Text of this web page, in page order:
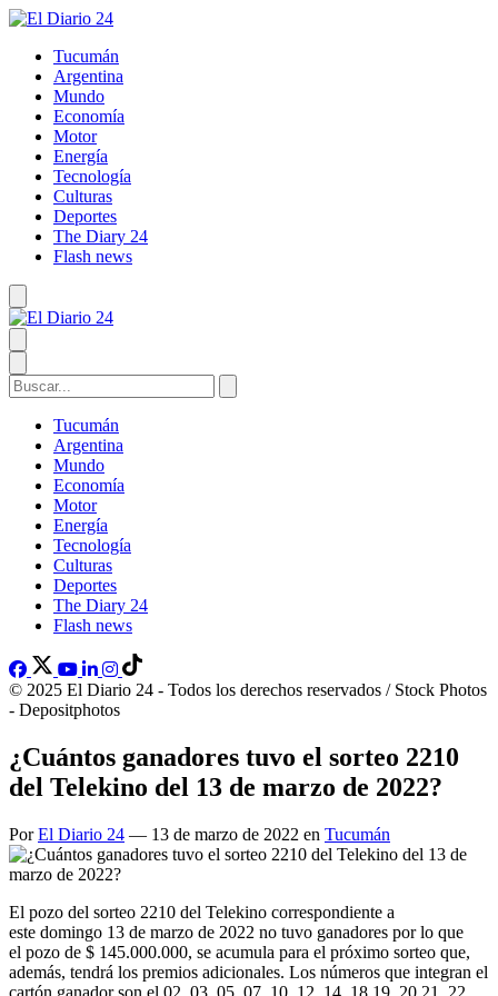
Tucumán
Argentina
Mundo
Economía
Motor
Energía
Tecnología
Culturas
Deportes
The Diary 24
Flash news
Tucumán
Argentina
Mundo
Economía
Motor
Energía
Tecnología
Culturas
Deportes
The Diary 24
Flash news
© 2025 El Diario 24 - Todos los derechos reservados / Stock Photos
- Depositphotos
¿Cuántos ganadores tuvo el sorteo 2210
del Telekino del 13 de marzo de 2022?
PorEl Diario 24 — 13 de marzo de 2022 en Tucumán
El pozo del sorteo 2210 del Telekino correspondiente a
este domingo 13 de marzo de 2022 no tuvo ganadores por lo que
el pozo de $ 145.000.000, se acumula para el próximo sorteo que,
además, tendrá los premios adicionales. Los números que integran el
cartón ganador son el 02, 03, 05, 07, 10, 12, 14, 18,19, 20,21, 22,